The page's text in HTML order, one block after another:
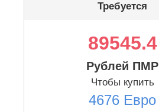
Требуется
89545.4
Рублей ПМР
Чтобы купить
4676 Евро